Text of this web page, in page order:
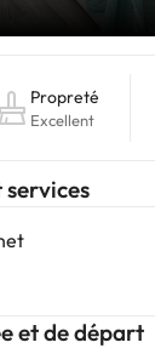
Propreté
Excellent
services
et de départ